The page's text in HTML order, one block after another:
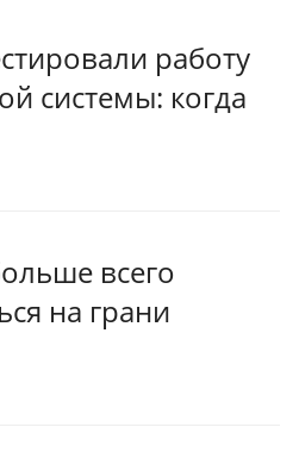
работу
системы: когда
всего
на грани